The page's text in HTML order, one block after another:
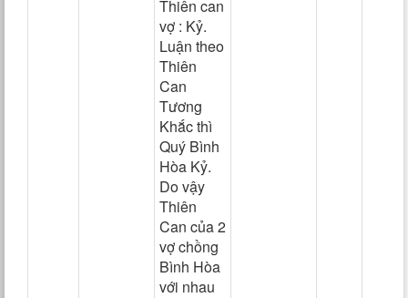
Thiên can
vợ : Kỷ.
Luận theo
Thiên
Can
Tương
Khắc thì
Quý Bình
Hòa Kỷ.
Do vậy
Thiên
Can của 2
vợ chồng
Bình Hòa
với nhau